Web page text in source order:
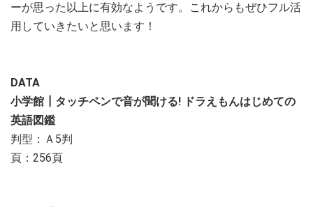
ーが思った以上に有効なようです。これからもぜひフル活
用していきたいと思います！
DATA
小学館┃タッチペンで音が聞ける! ドラえもんはじめての
英語図鑑
判型：Ａ5判
頁：256頁